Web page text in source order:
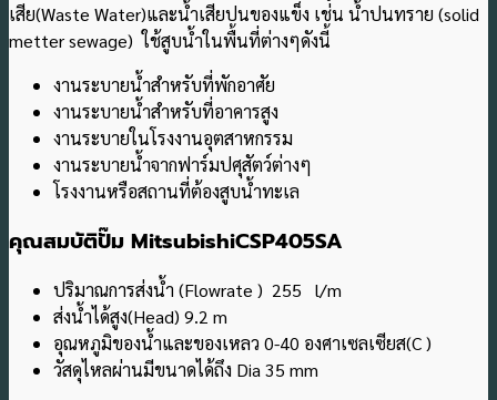
เสีย(Waste Water)และน้ำเสียปนของแข็ง เช่น น้ำปนทราย (solid
metter sewage) ใช้สูบน้ำในพื้นที่ต่างๆดังนี้
งานระบายน้ำสำหรับที่พักอาศัย
งานระบายน้ำสำหรับที่อาคารสูง
งานระบายในโรงงานอุตสาหกรรม
งานระบายน้ำจากฟาร์มปศุสัตว์ต่างๆ
โรงงานหรือสถานที่ต้องสูบน้ำทะเล
คุณสมบัติปั๊ม MitsubishiCSP405SA
ปริมาณการส่งน้ำ (Flowrate ) 255 l/m
ส่งน้ำได้สูง(Head) 9.2 m
อุณหภูมิของน้ำและของเหลว 0-40 องศาเซลเซียส(C )
วัสดุไหลผ่านมีขนาดได้ถึง Dia 35 mm